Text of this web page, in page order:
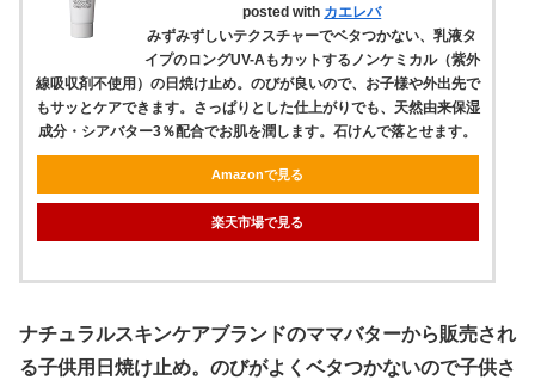
posted with カエレバ
みずみずしいテクスチャーでベタつかない、乳液タ
イプのロングUV-Aもカットするノンケミカル（紫外
線吸収剤不使用）の日焼け止め。のびが良いので、お子様や外出先で
もサッとケアできます。さっぱりとした仕上がりでも、天然由来保湿
成分・シアバター3％配合でお肌を潤します。石けんで落とせます。
Amazonで見る
楽天市場で見る
ナチュラルスキンケアブランドのママバターから販売され
る子供用日焼け止め。のびがよくベタつかないので子供さ